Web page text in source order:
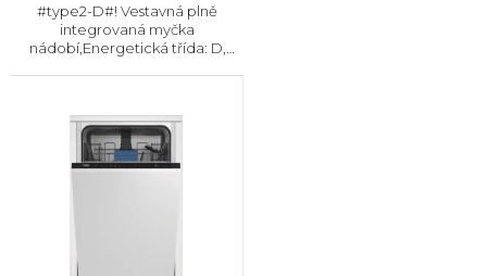
#type2-D#! Vestavná plně
integrovaná myčka
nádobí,Energetická třída: D,
Spotřeba vody na cyklus: 10...